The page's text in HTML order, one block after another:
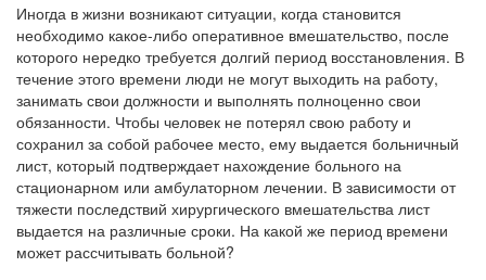
Иногда в жизни возникают ситуации, когда становится
необходимо какое-либо оперативное вмешательство, после
которого нередко требуется долгий период восстановления. В
течение этого времени люди не могут выходить на работу,
занимать свои должности и выполнять полноценно свои
обязанности. Чтобы человек не потерял свою работу и
сохранил за собой рабочее место, ему выдается больничный
лист, который подтверждает нахождение больного на
стационарном или амбулаторном лечении. В зависимости от
тяжести последствий хирургического вмешательства лист
выдается на различные сроки. На какой же период времени
может рассчитывать больной?